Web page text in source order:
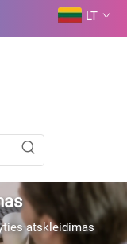
LT
atskleidimas